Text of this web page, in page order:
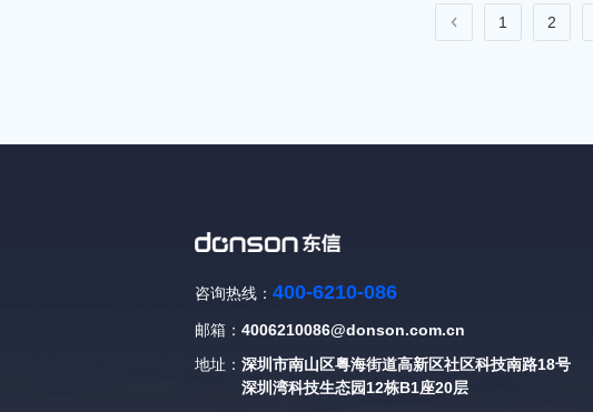
1 2
咨询热线： 400-6210-086
邮箱： 4006210086@donson.com.cn
地址： 深圳市南山区粤海街道高新区社区科技南路18号
深圳湾科技生态园12栋B1座20层